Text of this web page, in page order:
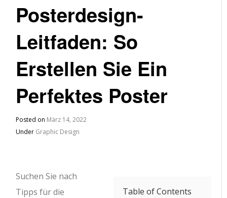
Posterdesign-
Leitfaden: So
Erstellen Sie Ein
Perfektes Poster
Posted on März 14, 2022
Under Graphic Design
Table of Contents
Suchen Sie nach
Tipps für die